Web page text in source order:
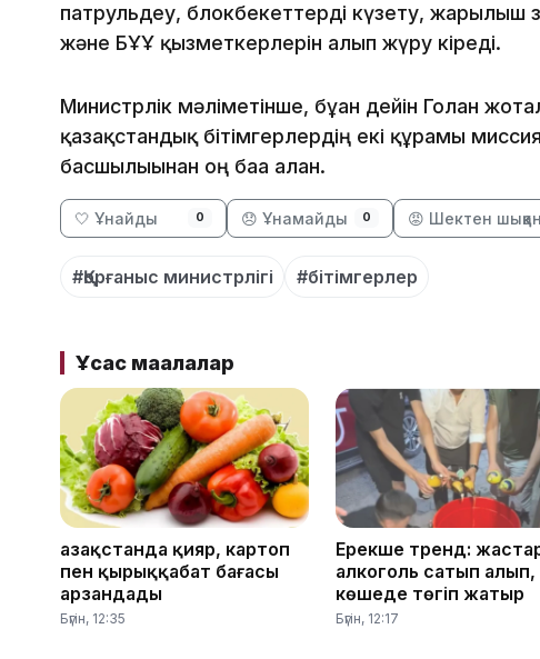
патрульдеу, блокбекеттерді күзету,
және БҰҰ қызметкерлерін алып жүру кіреді.
Министрлік мәліметінше, бұған дейін Голан
қазақстандық бітімгерлердің екі құрамы
басшылығынан оң баға алған.
🤍 Ұнайды 0 😞 Ұнамайды 0 😡 Шектен шыққан
#Қорғаныс министрлігі #бітімгерлер
Ұқсас мақалалар
Қазақстанда қияр, картоп
пен қырыққабат бағасы
арзандады
Бүгін, 12:35
Ерекше тренд:
алкоголь сатып алып,
көшеде төгіп жатыр
Бүгін, 12:17